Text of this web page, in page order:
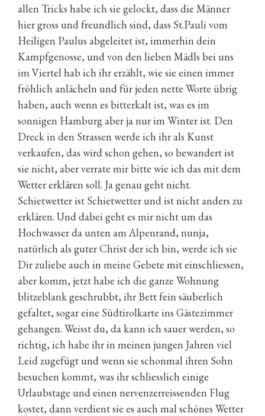
allen Tricks habe ich sie gelockt, dass die Männer
hier gross und freundlich sind, dass St.Pauli vom
Heiligen Paulus abgeleitet ist, immerhin dein
Kampfgenosse, und von den lieben Mädls bei uns
im Viertel hab ich ihr erzählt, wie sie einen immer
fröhlich anlächeln und für jeden nette Worte übrig
haben, auch wenn es bitterkalt ist, was es im
sonnigen Hamburg aber ja nur im Winter ist. Den
Dreck in den Strassen werde ich ihr als Kunst
verkaufen, das wird schon gehen, so bewandert ist
sie nicht, aber verrate mir bitte wie ich das mit dem
Wetter erklären soll. Ja genau geht nicht.
Schietwetter ist Schietwetter und ist nicht anders zu
erklären. Und dabei geht es mir nicht um das
Hochwasser da unten am Alpenrand, nunja,
natürlich als guter Christ der ich bin, werde ich sie
Dir zuliebe auch in meine Gebete mit einschliessen,
aber komm, jetzt habe ich die ganze Wohnung
blitzeblank geschrubbt, ihr Bett fein säuberlich
gefaltet, sogar eine Südtirolkarte ins Gästezimmer
gehangen. Weisst du, da kann ich sauer werden, so
richtig, ich habe ihr in meinen jungen Jahren viel
Leid zugefügt und wenn sie schonmal ihren Sohn
besuchen kommt, was ihr schliesslich einige
Urlaubstage und einen nervenzerreissenden Flug
kostet, dann verdient sie es auch mal schönes Wetter